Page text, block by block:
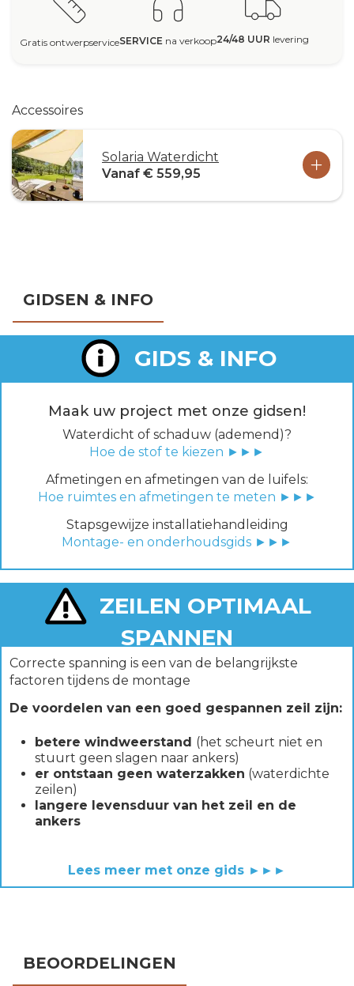
Gratis ontwerpserviceSERVICE na verkoop24/48 UUR levering
Accessoires
Solaria Waterdicht
Vanaf € 559,95
GIDSEN & INFO
GIDS & INFO
Maak uw project met onze gidsen!
Waterdicht of schaduw (ademend)?
Hoe de stof te kiezen ►►►
Afmetingen en afmetingen van de luifels:
Hoe ruimtes en afmetingen te meten ►►►
Stapsgewijze installatiehandleiding
Montage- en onderhoudsgids ►►►
ZEILEN OPTIMAAL
SPANNEN
Correcte spanning is een van de belangrijkste
factoren tijdens de montage
De voordelen van een goed gespannen zeil zijn:
betere windweerstand (het scheurt niet en
stuurt geen slagen naar ankers)
er ontstaan geen waterzakken (waterdichte
zeilen)
langere levensduur van het zeil en de
ankers
Lees meer met onze gids ►►►
BEOORDELINGEN